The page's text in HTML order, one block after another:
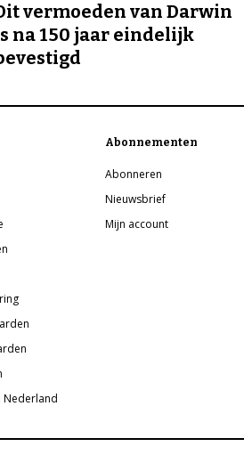
vermoeden van Darwin
na 150 jaar eindelijk
Nederland
Abonnementen
Abonneren
Nieuwsbrief
Mijn account